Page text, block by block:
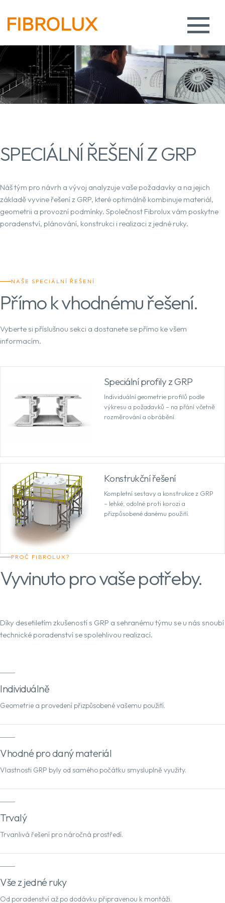
SPECIÁLNÍ ŘEŠENÍ Z GRP
Náš tým pro návrh a vývoj analyzuje vaše požadavky a na jejich
základě vyvine řešení z GRP, které optimálně kombinuje materiál,
geometrii a provozní podmínky. Společnost Fibrolux vám poskytne
poradenství, plánování, konstrukci i realizaci z jedné ruky.
NAŠE SPECIÁLNÍ ŘEŠENÍ
Přímo k vhodnému řešení.
Vyberte si příslušnou sekci a dostanete se přímo ke všem
informacím.
Speciální profily z GRP
Individuální geometrie profilů podle
výkresu a požadavků – na přání včetně
rozměrování a obrábění.
Konstrukční řešení
Kompletní sestavy a konstrukce z GRP
– lehké, odolné proti korozi a
přizpůsobené danému použití.
PROČ FIBROLUX?
Vyvinuto pro vaše potřeby.
Díky desetiletím zkušeností s GRP a sehranému týmu se u nás snoubí
technické poradenství se spolehlivou realizací.
Individuálně
Geometrie a provedení přizpůsobené vašemu použití.
Vhodné pro daný materiál
Vlastnosti GRP byly od samého počátku smysluplně využity.
Trvalý
Trvanlivá řešení pro náročná prostředí.
Vše z jedné ruky
Od poradenství až po dodávku připravenou k montáži.